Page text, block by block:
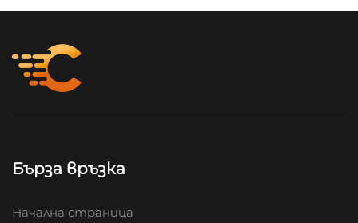
Бърза връзка
Начална страница